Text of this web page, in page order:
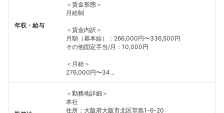
年収・給与
＜賃金形態＞
月給制
＜賃金内訳＞
月額（基本給）：266,000円〜336,500円
その他固定手当/月：10,000円
＜月給＞
276,000円〜34...
＜勤務地詳細＞
本社
住所：大阪府大阪市北区堂島1-6-20